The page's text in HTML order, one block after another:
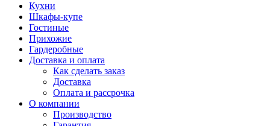
Кухни
Шкафы-купе
Гостиные
Прихожие
Гардеробные
Доставка и оплата
Как сделать заказ
Доставка
Оплата и рассрочка
О компании
Производство